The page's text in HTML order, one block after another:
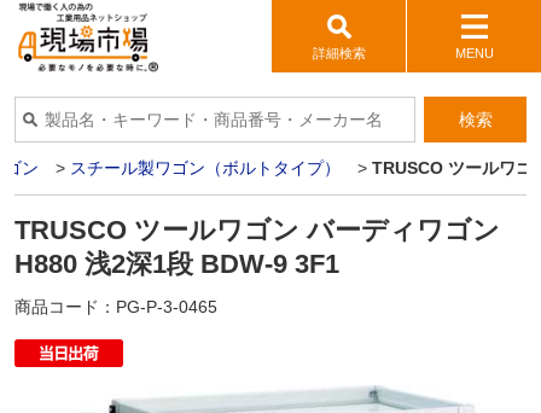
詳細検索 MENU
検索
ゴン > スチール製ワゴン（ボルトタイプ） > TRUSCO ツールワゴ
TRUSCO ツールワゴン バーディワゴン
H880 浅2深1段 BDW-9 3F1
商品コード： PG-P-3-0465